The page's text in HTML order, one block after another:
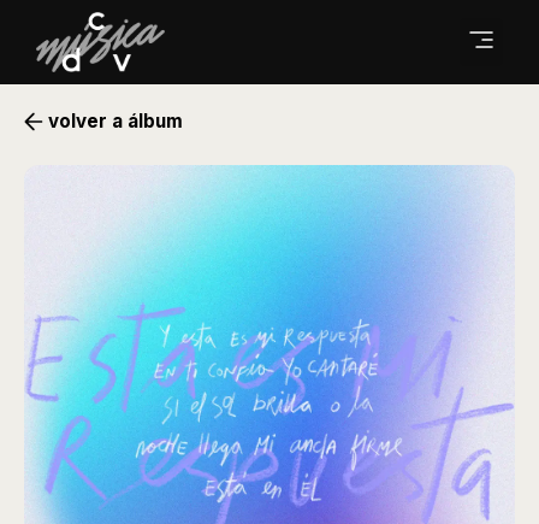
volver a álbum